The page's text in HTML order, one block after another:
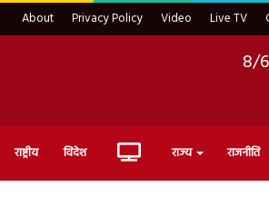
About Privacy Policy Video Live TV
8/
राष्ट्रीय विदेश Live राज्य राजनीति